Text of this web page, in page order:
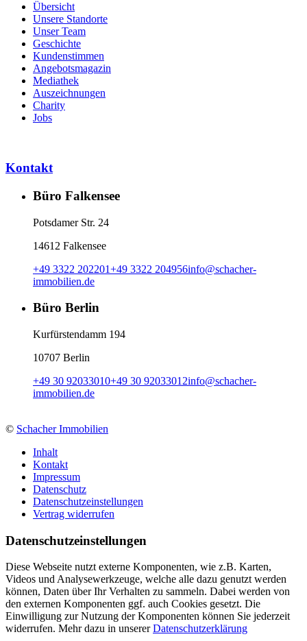
Übersicht
Unsere Standorte
Unser Team
Geschichte
Kundenstimmen
Angebotsmagazin
Mediathek
Auszeichnungen
Charity
Jobs
Kontakt
Büro Falkensee
Potsdamer Str. 24
14612 Falkensee
+49 3322 202201+49 3322 204956info@schacher-
immobilien.de
Büro Berlin
Kurfürstendamm 194
10707 Berlin
+49 30 92033010+49 30 92033012info@schacher-
immobilien.de
© Schacher Immobilien
Inhalt
Kontakt
Impressum
Datenschutz
Datenschutzeinstellungen
Vertrag widerrufen
Daten­schutz­ein­stellungen
Diese Webseite nutzt externe Komponenten, wie z.B. Karten,
Videos und Analysewerkzeuge, welche alle dazu genutzt werden
können, Daten über Ihr Verhalten zu sammeln. Dabei werden von
den externen Komponenten ggf. auch Cookies gesetzt. Die
Einwilligung zur Nutzung der Komponenten können Sie jederzeit
widerrufen. Mehr dazu in unsererDatenschutzerklärung